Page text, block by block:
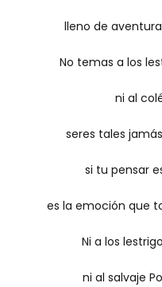
lleno de
No temas a los
ni al
seres tales
si tu pensar
es la emoción que
Ni a los
ni al salvaje